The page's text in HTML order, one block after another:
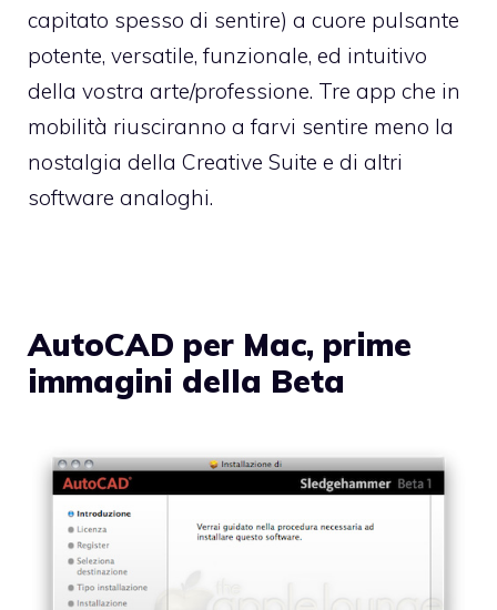
capitato spesso di sentire) a cuore pulsante
potente, versatile, funzionale, ed intuitivo
della vostra arte/professione. Tre app che in
mobilità riusciranno a farvi sentire meno la
nostalgia della Creative Suite e di altri
software analoghi.
AutoCAD per Mac, prime
immagini della Beta